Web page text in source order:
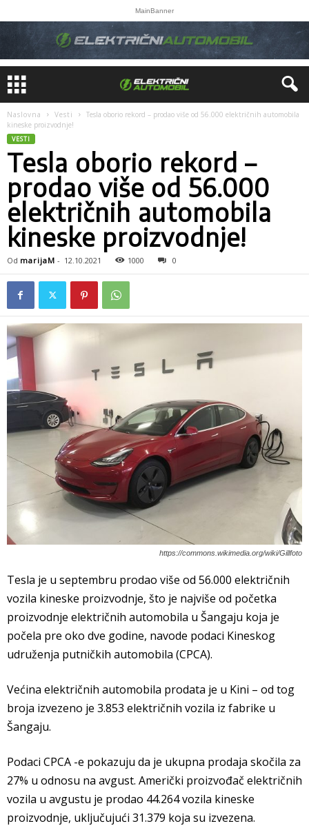
MainBanner
Naslovna Vesti
Tesla oborio rekord – prodao više od 56.000 električnih automobila
kineske proizvodnje!
VESTI
Tesla oborio rekord –
prodao više od 56.000
električnih automobila
kineske proizvodnje!
Od marijaM - 12.10.2021 1000 0
https://commons.wikimedia.org/wiki/Gillfoto
Tesla je u septembru prodao više od 56.000 električnih
vozila kineske proizvodnje, što je najviše od početka
proizvodnje električnih automobila u Šangaju koja je
počela pre oko dve godine, navode podaci Kineskog
udruženja putničkih automobila (CPCA).
Većina električnih automobila prodata je u Kini – od tog
broja izvezeno je 3.853 električnih vozila iz fabrike u
Šangaju.
Podaci CPCA -e pokazuju da je ukupna prodaja skočila za
27% u odnosu na avgust. Američki proizvođač električnih
vozila u avgustu je prodao 44.264 vozila kineske
proizvodnje, uključujući 31.379 koja su izvezena.